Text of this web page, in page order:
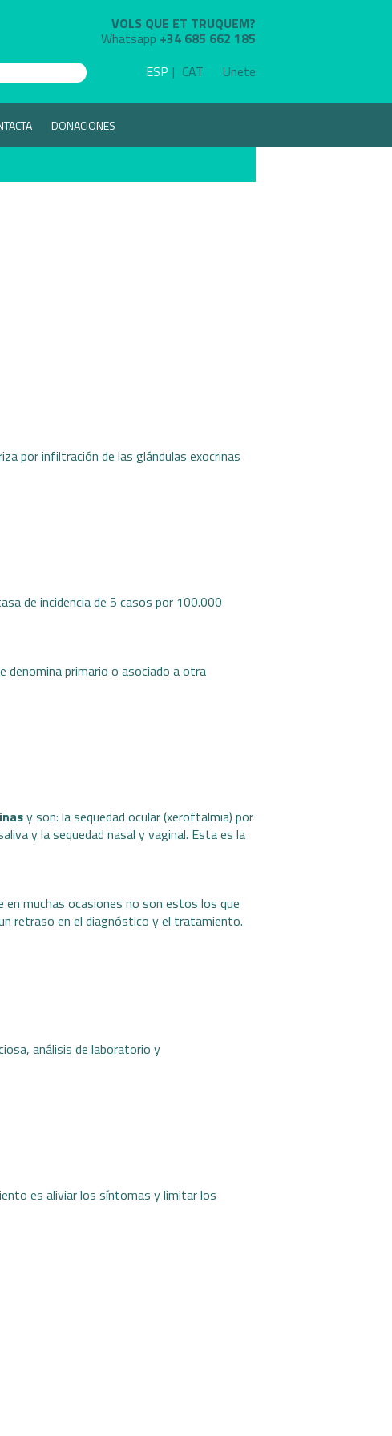
VOLS QUE ET TRUQUEM?
Whatsapp +34 685 662 185
ESP
CAT Unete
DONACIONES
por infiltración de las glándulas exocrinas
de incidencia de 5 casos por 100.000
denomina primario o asociado a otra
y son: la sequedad ocular (xeroftalmia) por
y la sequedad nasal y vaginal. Esta es la
muchas ocasiones no son estos los que
retraso en el diagnóstico y el tratamiento.
análisis de laboratorio y
es aliviar los síntomas y limitar los